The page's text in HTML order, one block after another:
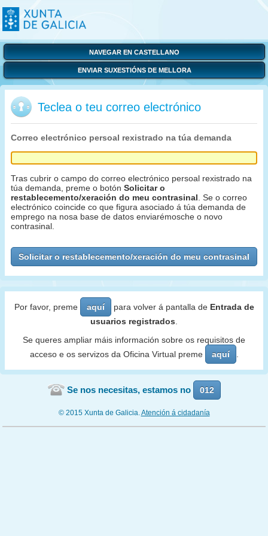
NAVEGAR EN CASTELLANO
ENVIAR SUXESTIÓNS DE MELLORA
Teclea o teu correo electrónico
Correo electrónico persoal rexistrado na túa demanda
Tras cubrir o campo do correo electrónico persoal rexistrado na
túa demanda, preme o botón Solicitar o
restablecemento/xeración do meu contrasinal . Se o correo
electrónico coincide co que figura asociado á túa demanda de
emprego na nosa base de datos enviarémosche o novo
contrasinal.
Por favor, preme aquí para volver á pantalla de Entrada de
usuarios registrados
Se queres ampliar máis información sobre os requisitos de
acceso e os servizos da Oficina Virtual preme
aquí
Se nos necesitas, estamos no 012
© 2015 Xunta de Galicia.Atención á cidadanía